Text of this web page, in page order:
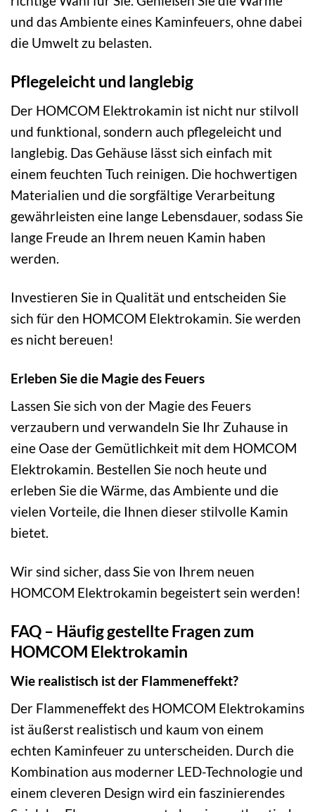
und das Ambiente eines Kaminfeuers, ohne dabei
die Umwelt zu belasten.
Pflegeleicht und langlebig
Der HOMCOM Elektrokamin ist nicht nur stilvoll
und funktional, sondern auch pflegeleicht und
langlebig. Das Gehäuse lässt sich einfach mit
einem feuchten Tuch reinigen. Die hochwertigen
Materialien und die sorgfältige Verarbeitung
gewährleisten eine lange Lebensdauer, sodass Sie
lange Freude an Ihrem neuen Kamin haben
werden.
Investieren Sie in Qualität und entscheiden Sie
sich für den HOMCOM Elektrokamin. Sie werden
es nicht bereuen!
Erleben Sie die Magie des Feuers
Lassen Sie sich von der Magie des Feuers
verzaubern und verwandeln Sie Ihr Zuhause in
eine Oase der Gemütlichkeit mit dem HOMCOM
Elektrokamin. Bestellen Sie noch heute und
erleben Sie die Wärme, das Ambiente und die
vielen Vorteile, die Ihnen dieser stilvolle Kamin
bietet.
Wir sind sicher, dass Sie von Ihrem neuen
HOMCOM Elektrokamin begeistert sein werden!
FAQ – Häufig gestellte Fragen zum
HOMCOM Elektrokamin
Wie realistisch ist der Flammeneffekt?
Der Flammeneffekt des HOMCOM Elektrokamins
ist äußerst realistisch und kaum von einem
echten Kaminfeuer zu unterscheiden. Durch die
Kombination aus moderner LED-Technologie und
einem cleveren Design wird ein faszinierendes